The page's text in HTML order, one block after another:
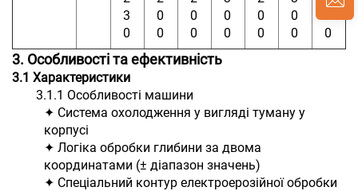
3
0
0
0
0
0
0
0
0
0
0
0
0
3. Особливості та ефективність
3.1 Характеристики
3.1.1 Особливості машини
✦ Система охолодження у вигляді туману у
корпусі
✦ Логіка обробки глибини за двома
координатами (± діапазон значень)
✦ Спеціальний контур електроерозійної обробки